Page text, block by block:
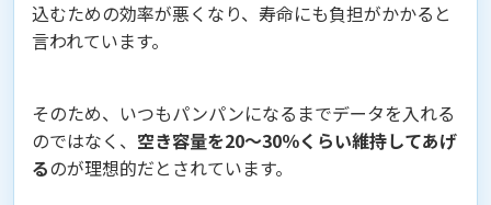
込むための効率が悪くなり、寿命にも負担がかかると
言われています。
そのため、いつもパンパンになるまでデータを入れる
のではなく、 空き容量を20〜30％くらい維持してあげ
るのが理想的だとされています。